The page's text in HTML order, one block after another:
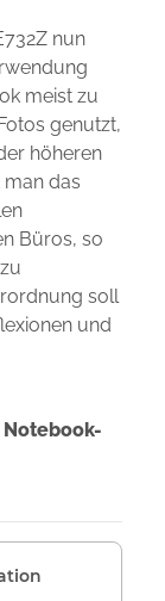
nun
meist zu
genutzt,
höheren
das
Büros, so
soll
und